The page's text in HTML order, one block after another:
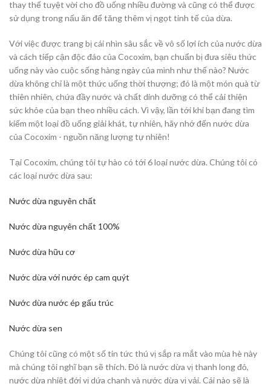
thay thế tuyệt vời cho đồ uống nhiều đường và cũng có thể được
sử dụng trong nấu ăn để tăng thêm vị ngọt tinh tế của dừa.
Với việc được trang bị cái nhìn sâu sắc về vô số lợi ích của nước dừa
và cách tiếp cận độc đáo của Cocoxim, bạn chuẩn bị đưa siêu thức
uống này vào cuộc sống hàng ngày của mình như thế nào? Nước
dừa không chỉ là một thức uống thời thượng; đó là một món quà từ
thiên nhiên, chứa đầy nước và chất dinh dưỡng có thể cải thiện
sức khỏe của bạn theo nhiều cách. Vì vậy, lần tới khi bạn đang tìm
kiếm một loại đồ uống giải khát, tự nhiên, hãy nhớ đến nước dừa
của Cocoxim - nguồn năng lượng tự nhiên!
Tại Cocoxim, chúng tôi tự hào có tới 6 loại nước dừa. Chúng tôi có
các loại nước dừa sau:
Nước dừa nguyên chất
Nước dừa nguyên chất 100%
Nước dừa hữu cơ
Nước dừa với nước ép cam quýt
Nước dừa nước ép gấu trúc
Nước dừa sen
Chúng tôi cũng có một số tin tức thú vị sắp ra mắt vào mùa hè này
mà chúng tôi nghĩ bạn sẽ thích. Đó là nước dừa vị thanh long đỏ,
nước dừa nhiệt đới vị dứa chanh và nước dừa vị vải. Cái nào sẽ là